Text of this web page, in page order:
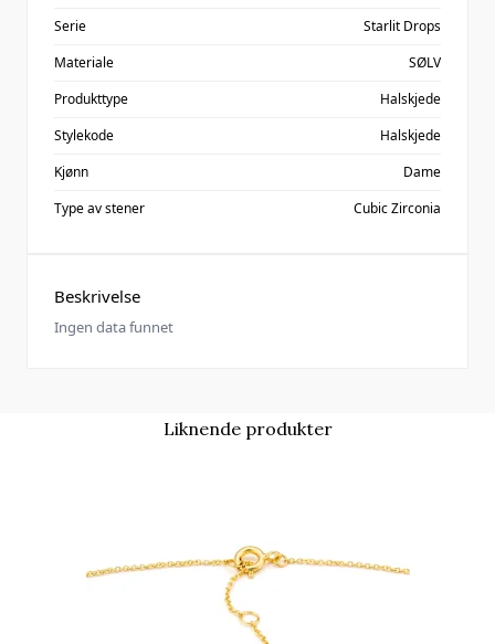
Beskrivelse
Ingen data funnet
Serie
Starlit Drops
Materiale
SØLV
Produkttype
Halskjede
Stylekode
Halskjede
Kjønn
Dame
Type av stener
Cubic Zirconia
Liknende produkter